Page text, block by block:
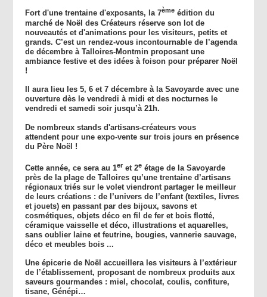
Fort d'une trentaine d'exposants, la 7ème édition du
marché de Noël des Créateurs réserve son lot de
nouveautés et d'animations pour les visiteurs, petits et
grands. C’est un rendez-vous incontournable de l’agenda
de décembre à Talloires-Montmin proposant une
ambiance festive et des idées à foison pour préparer Noël
!
Il aura lieu les 5, 6 et 7 décembre à la Savoyarde avec une
ouverture dès le vendredi à midi et des nocturnes le
vendredi et samedi soir jusqu’à 21h.
De nombreux stands d'artisans-créateurs vous
attendent pour une expo-vente sur trois jours en présence
du Père Noël !
Cette année, ce sera au 1er et 2e étage de la Savoyarde
près de la plage de Talloires qu’une trentaine d’artisans
régionaux triés sur le volet viendront partager le meilleur
de leurs créations : de l’univers de l’enfant (textiles, livres
et jouets) en passant par des bijoux, savons et
cosmétiques, objets déco en fil de fer et bois flotté,
céramique vaisselle et déco, illustrations et aquarelles,
sans oublier laine et feutrine, bougies, vannerie sauvage,
déco et meubles bois ...
Une épicerie de Noël accueillera les visiteurs à l’extérieur
de l’établissement, proposant de nombreux produits aux
saveurs gourmandes : miel, chocolat, coulis, confiture,
tisane, Génépi…